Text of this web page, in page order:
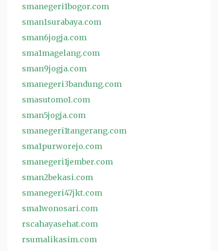
smanegeri1bogor.com
sman1surabaya.com
sman6jogja.com
sma1magelang.com
sman9jogja.com
smanegeri3bandung.com
smasutomo1.com
sman5jogja.com
smanegeri1tangerang.com
sma1purworejo.com
smanegeri1jember.com
sman2bekasi.com
smanegeri47jkt.com
sma1wonosari.com
rscahayasehat.com
rsumalikasim.com